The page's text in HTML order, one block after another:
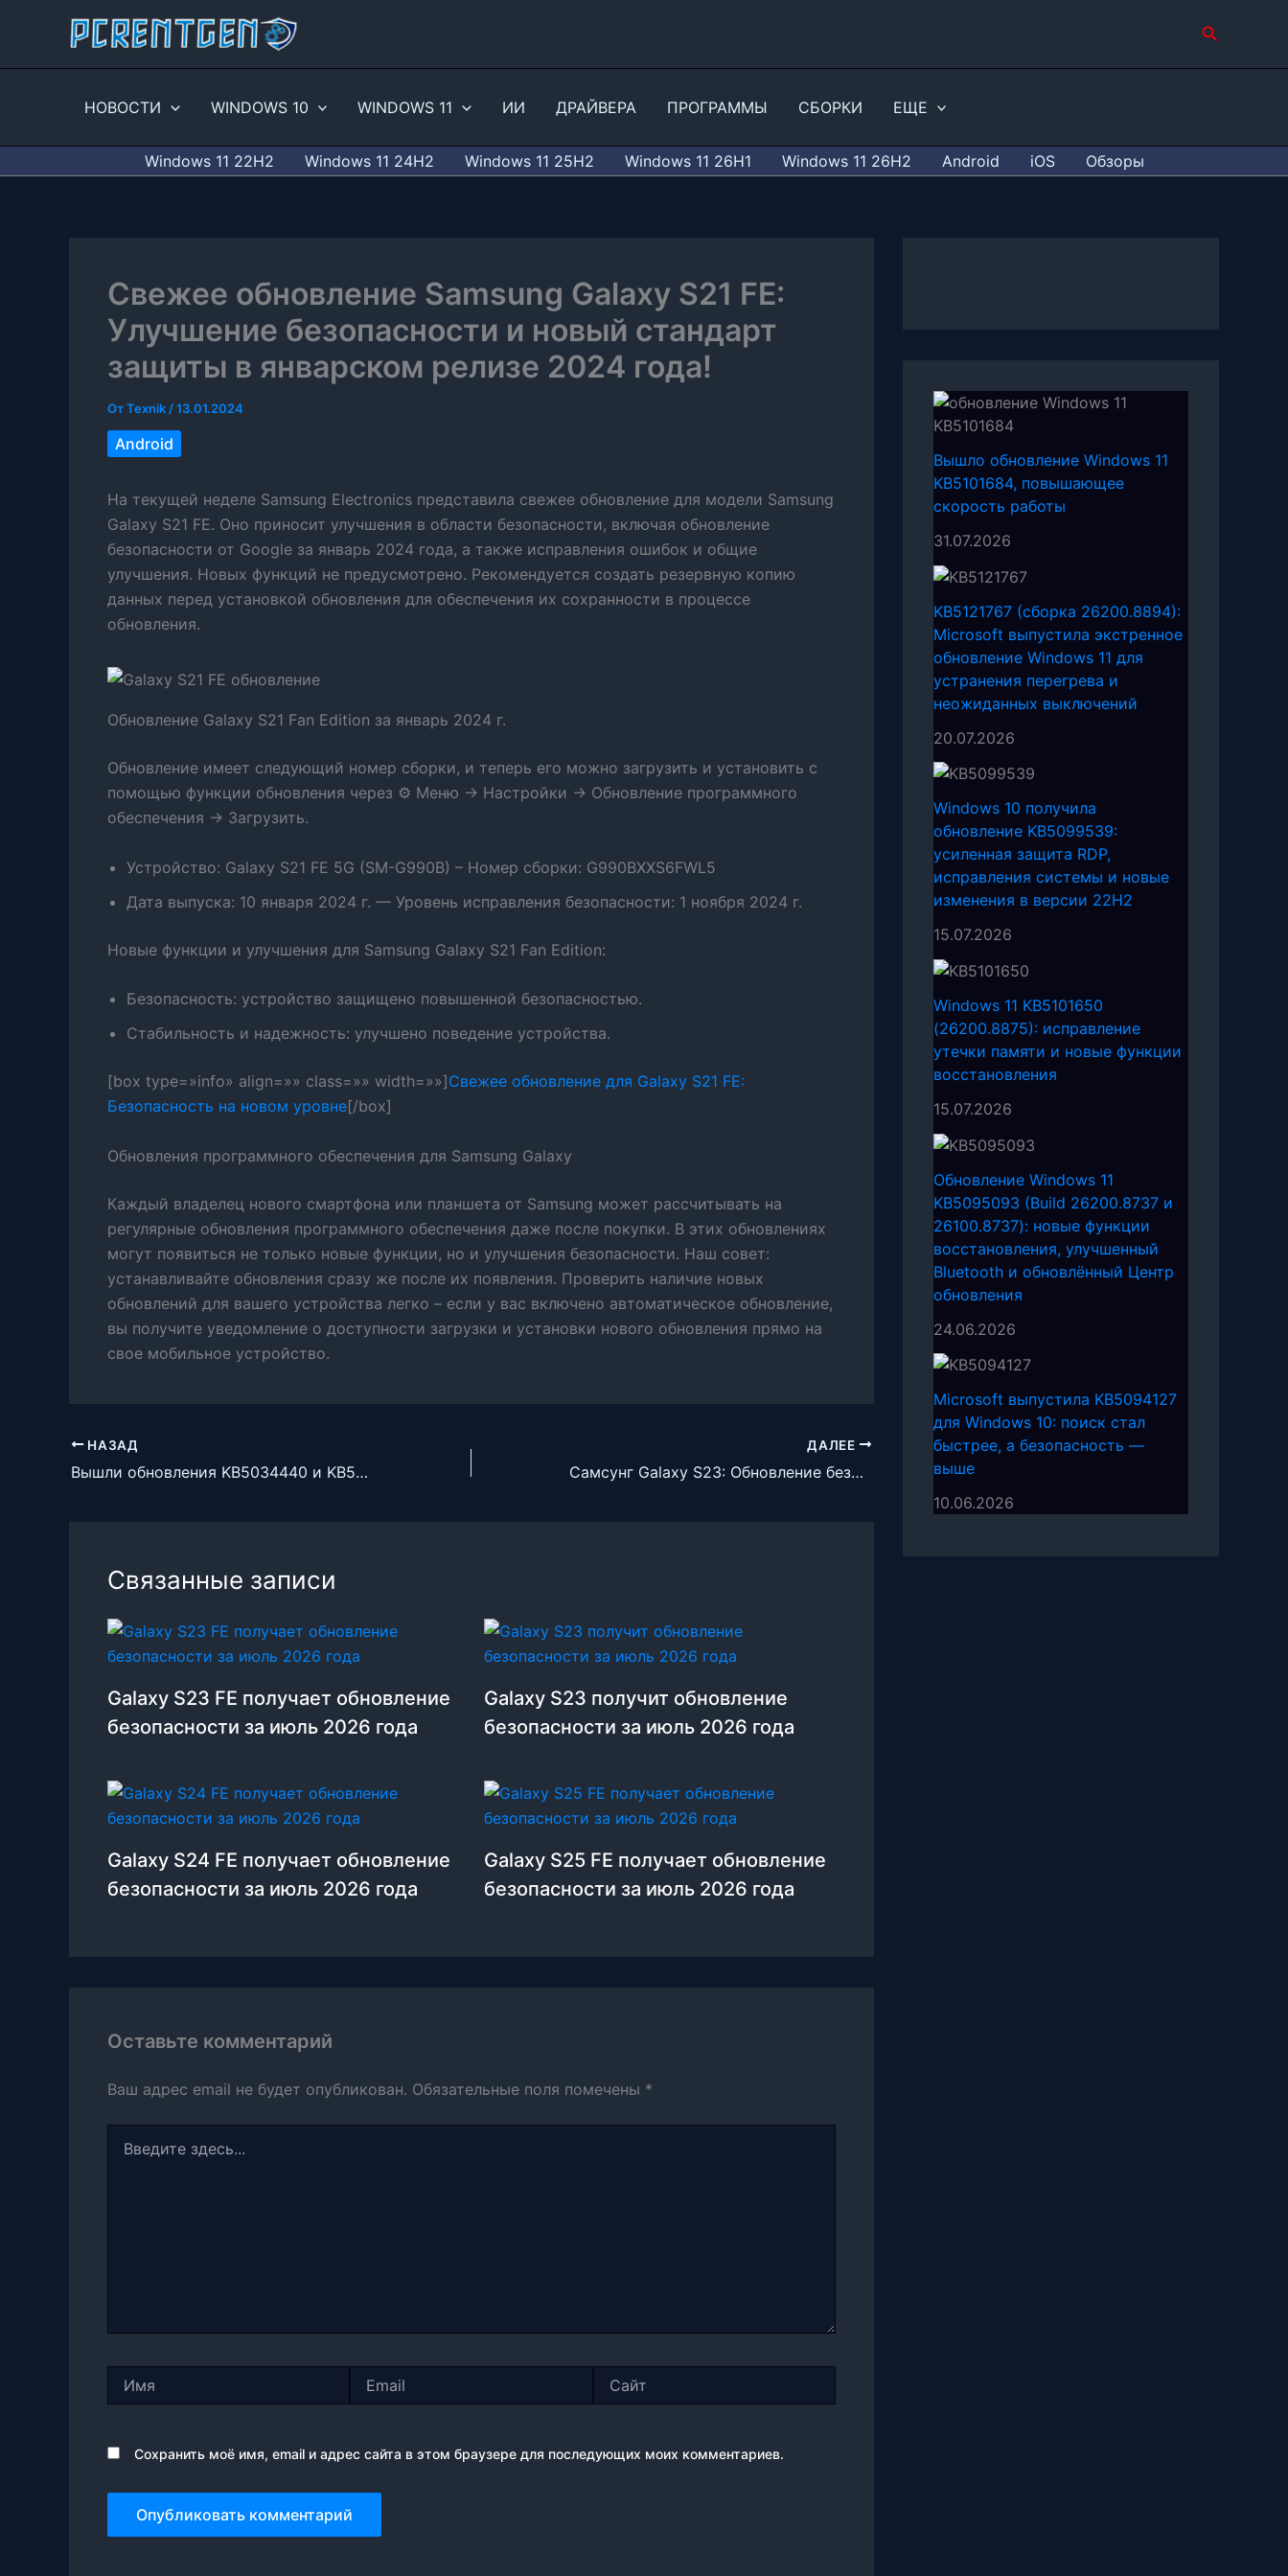
Поиск
НОВОСТИ WINDOWS 10 WINDOWS 11 ИИ ДРАЙВЕРА ПРОГРАММЫ СБОРКИ ЕЩЕ
Windows 11 22H2 Windows 11 24H2 Windows 11 25H2 Windows 11 26H1 Windows 11 26H2 Android iOS Обзоры
Свежее обновление Samsung Galaxy S21 FE:
Улучшение безопасности и новый стандарт
защиты в январском релизе 2024 года!
ОтTexnik /13.01.2024
Android
На текущей неделе Samsung Electronics представила свежее обновление для модели Samsung
Galaxy S21 FE. Оно приносит улучшения в области безопасности, включая обновление
безопасности от Google за январь 2024 года, а также исправления ошибок и общие
улучшения. Новых функций не предусмотрено. Рекомендуется создать резервную копию
данных перед установкой обновления для обеспечения их сохранности в процессе
обновления.
Обновление Galaxy S21 Fan Edition за январь 2024 г.
Обновление имеет следующий номер сборки, и теперь его можно загрузить и установить с
помощью функции обновления через ⚙ Меню → Настройки → Обновление программного
обеспечения → Загрузить.
Устройство: Galaxy S21 FE 5G (SM-G990B) – Номер сборки: G990BXXS6FWL5
Дата выпуска: 10 января 2024 г. — Уровень исправления безопасности: 1 ноября 2024 г.
Новые функции и улучшения для Samsung Galaxy S21 Fan Edition:
Безопасность: устройство защищено повышенной безопасностью.
Стабильность и надежность: улучшено поведение устройства.
[box type=»info» align=»» class=»» width=»»]Свежее обновление для Galaxy S21 FE:
Безопасность на новом уровне[/box]
Обновления программного обеспечения для Samsung Galaxy
Каждый владелец нового смартфона или планшета от Samsung может рассчитывать на
регулярные обновления программного обеспечения даже после покупки. В этих обновлениях
могут появиться не только новые функции, но и улучшения безопасности. Наш совет:
устанавливайте обновления сразу же после их появления. Проверить наличие новых
обновлений для вашего устройства легко – если у вас включено автоматическое обновление,
вы получите уведомление о доступности загрузки и установки нового обновления прямо на
свое мобильное устройство.
НАЗАД
Вышли обновления KB5034440 и KB5034441 предназначены для устранения уязвимости в Windows
ДАЛЕЕ
Самсунг Galaxy S23: Обновление безопасности от Января 2024 г. – Новый уровень защиты
Связанные записи
Galaxy S23 FE получает обновление
безопасности за июль 2026 года
Galaxy S23 получит обновление
безопасности за июль 2026 года
Galaxy S24 FE получает обновление
безопасности за июль 2026 года
Galaxy S25 FE получает обновление
безопасности за июль 2026 года
Оставьте комментарий
Ваш адрес email не будет опубликован. Обязательные поля помечены *
здесь...
Сохранить моё имя, email и адрес сайта в этом браузере для последующих моих комментариев.
Вышло обновление Windows 11
KB5101684, повышающее
скорость работы
31.07.2026
KB5121767 (сборка 26200.8894):
Microsoft выпустила экстренное
обновление Windows 11 для
устранения перегрева и
неожиданных выключений
20.07.2026
Windows 10 получила
обновление KB5099539:
усиленная защита RDP,
исправления системы и новые
изменения в версии 22H2
15.07.2026
Windows 11 KB5101650
(26200.8875): исправление
утечки памяти и новые функции
восстановления
15.07.2026
Обновление Windows 11
KB5095093 (Build 26200.8737 и
26100.8737): новые функции
восстановления, улучшенный
Bluetooth и обновлённый Центр
обновления
24.06.2026
Microsoft выпустила KB5094127
для Windows 10: поиск стал
быстрее, а безопасность —
выше
10.06.2026